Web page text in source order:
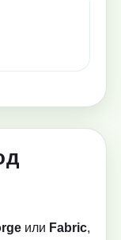
или Fabric,